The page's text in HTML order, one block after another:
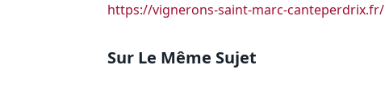
https://vignerons-saint-marc-canteperdrix.fr/
Sur Le Même Sujet